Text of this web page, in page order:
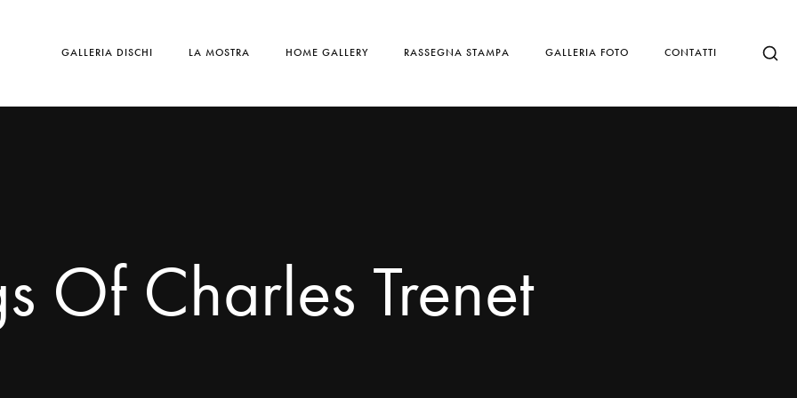
GALLERIA DISCHI LA MOSTRA HOME GALLERY RASSEGNA STAMPA GALLERIA FOTO CONTATTI
Of Charles Trenet